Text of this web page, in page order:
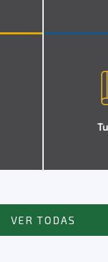
VER TODAS